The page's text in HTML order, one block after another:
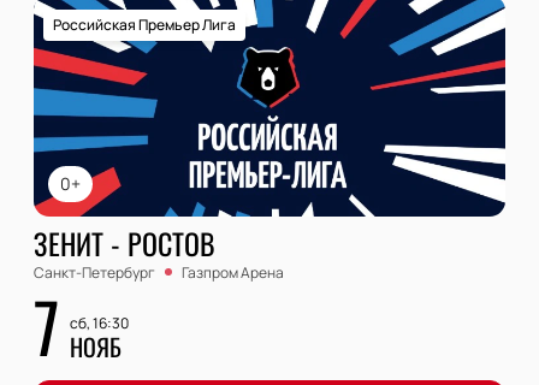
0+
Российская Премьер Лига
ЗЕНИТ - РОСТОВ
Санкт-Петербург Газпром Арена
7 сб, 16:30
НОЯБ